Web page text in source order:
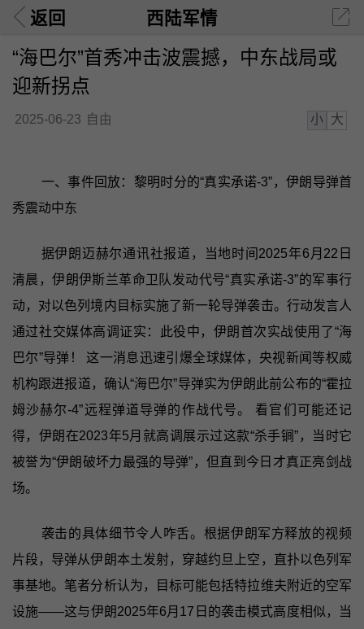
返回 西陆军情
“海巴尔”首秀冲击波震撼，中东战局或
迎新拐点
2025-06-23 自由 小 大
一、事件回放：黎明时分的“真实承诺-3”，伊朗导弹首
秀震动中东
据伊朗迈赫尔通讯社报道，当地时间2025年6月22日
清晨，伊朗伊斯兰革命卫队发动代号“真实承诺-3”的军事行
动，对以色列境内目标实施了新一轮导弹袭击。行动发言人
通过社交媒体高调证实：此役中，伊朗首次实战使用了“海
巴尔”导弹！ 这一消息迅速引爆全球媒体，央视新闻等权威
机构跟进报道，确认“海巴尔”导弹实为伊朗此前公布的“霍拉
姆沙赫尔-4”远程弹道导弹的作战代号。 看官们可能还记
得，伊朗在2023年5月就高调展示过这款“杀手锏”，当时它
被誉为“伊朗破坏力最强的导弹”，但直到今日才真正亮剑战
场。
袭击的具体细节令人咋舌。根据伊朗军方释放的视频
片段，导弹从伊朗本土发射，穿越约旦上空，直扑以色列军
事基地。笔者分析认为，目标可能包括特拉维夫附近的空军
设施——这与伊朗2025年6月17日的袭击模式高度相似，当